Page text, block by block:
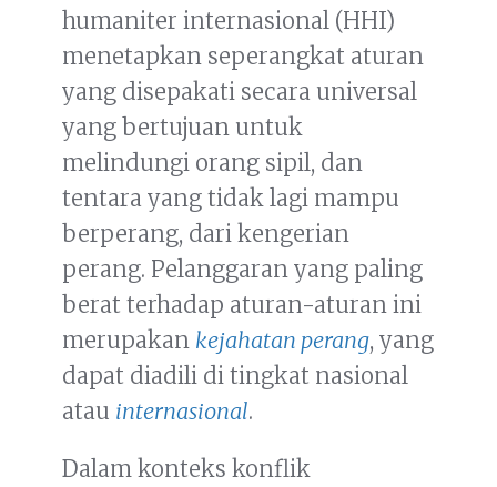
humaniter internasional (HHI)
menetapkan seperangkat aturan
yang disepakati secara universal
yang bertujuan untuk
melindungi orang sipil, dan
tentara yang tidak lagi mampu
berperang, dari kengerian
perang. Pelanggaran yang paling
berat terhadap aturan-aturan ini
merupakan kejahatan perang, yang
dapat diadili di tingkat nasional
atau internasional.
Dalam konteks konflik